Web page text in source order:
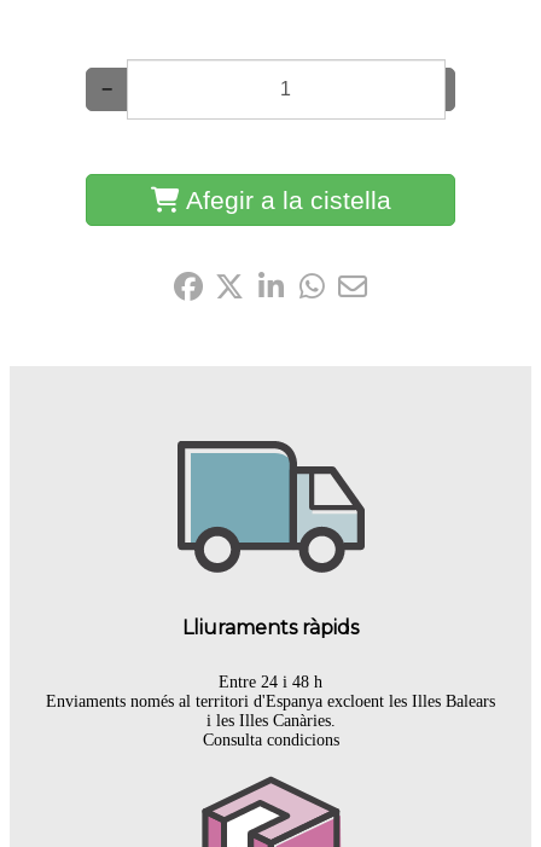
−
Afegir a la cistella
Lliuraments ràpids
Entre 24 i 48 h
Enviaments només al territori d'Espanya excloent les Illes Balears
i les Illes Canàries.
Consulta condicions